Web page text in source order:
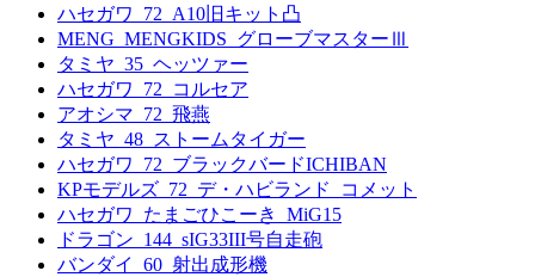
ハセガワ_72_A10旧キット凸
MENG_MENGKIDS_グローブマスターⅢ
タミヤ_35_ヘッツァー
ハセガワ_72_コルセア
アオシマ_72_飛燕
タミヤ_48_ストームタイガー
ハセガワ_72_ブラックバードICHIBAN
KPモデルズ_72_デ・ハビランド_コメット
ハセガワ_たまごひこーき_MiG15
ドラゴン_144_sIG33III号自走砲
バンダイ_60_射出成形機